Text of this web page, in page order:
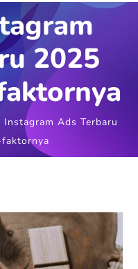
2025
Instagram Ads Terbaru